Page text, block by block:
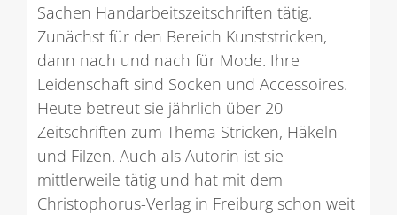
Sachen Handarbeitszeitschriften tätig.
Zunächst für den Bereich Kunststricken,
dann nach und nach für Mode. Ihre
Leidenschaft sind Socken und Accessoires.
Heute betreut sie jährlich über 20
Zeitschriften zum Thema Stricken, Häkeln
und Filzen. Auch als Autorin ist sie
mittlerweile tätig und hat mit dem
Christophorus-Verlag in Freiburg schon weit